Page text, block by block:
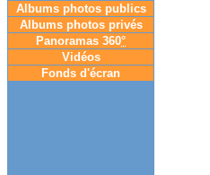
Albums photos publics
Albums photos privés
Panoramas 360°
Vidéos
Fonds d'écran